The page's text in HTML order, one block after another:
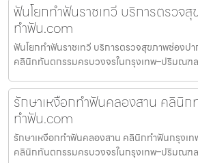
ฟันโยกทำฟันราชเทวี บริการตรวจ
ทำฟัน.com
ฟันโยกทำฟันราชเทวี บริการตรวจสุขภาพช่อง
คลินิกทันตกรรมครบวงจรในกรุงเทพ–ปริมณฑ
รักษาเหงือกทำฟันคลองสาน คลินิก
ทำฟัน.com
รักษาเหงือกทำฟันคลองสาน คลินิกทำฟันกรุงเ
คลินิกทันตกรรมครบวงจรในกรุงเทพ–ปริมณฑ